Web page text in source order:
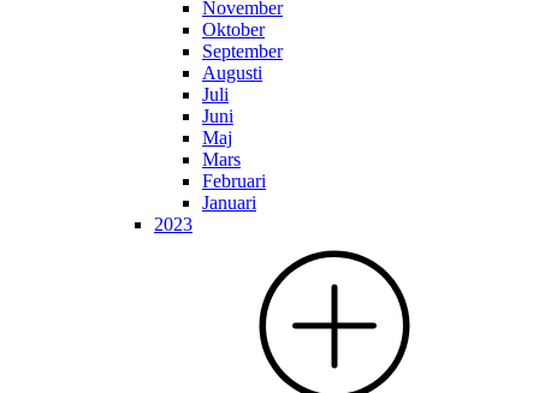
November
Oktober
September
Augusti
Juli
Juni
Maj
Mars
Februari
Januari
2023